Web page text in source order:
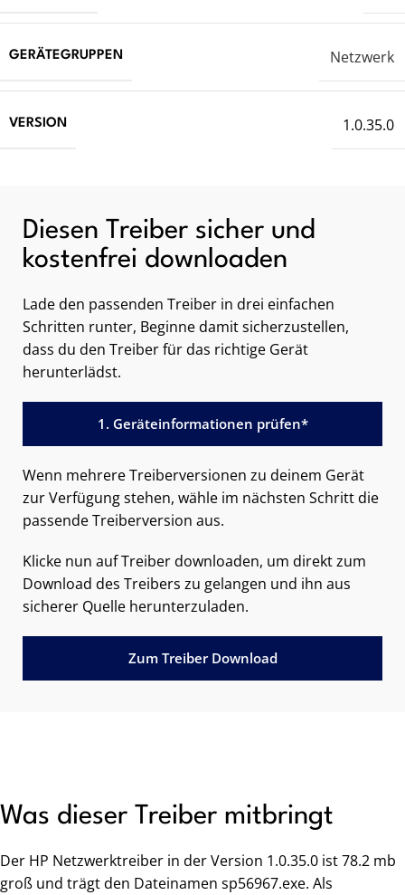
GERÄTEGRUPPEN Netzwerk
VERSION 1.0.35.0
Diesen Treiber sicher und
kostenfrei downloaden
Lade den passenden Treiber in drei einfachen
Schritten runter, Beginne damit sicherzustellen,
dass du den Treiber für das richtige Gerät
herunterlädst.
1. Geräteinformationen prüfen*
Wenn mehrere Treiberversionen zu deinem Gerät
zur Verfügung stehen, wähle im nächsten Schritt die
passende Treiberversion aus.
Klicke nun auf Treiber downloaden, um direkt zum
Download des Treibers zu gelangen und ihn aus
sicherer Quelle herunterzuladen.
Zum Treiber Download
Was dieser Treiber mitbringt
Der HP Netzwerktreiber in der Version 1.0.35.0 ist 78.2 mb
groß und trägt den Dateinamen sp56967.exe. Als